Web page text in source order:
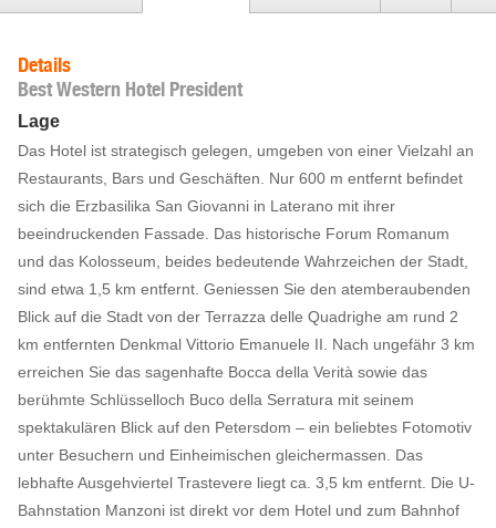
Details
Best Western Hotel President
Lage
Das Hotel ist strategisch gelegen, umgeben von einer Vielzahl an
Restaurants, Bars und Geschäften. Nur 600 m entfernt befindet
sich die Erzbasilika San Giovanni in Laterano mit ihrer
beeindruckenden Fassade. Das historische Forum Romanum
und das Kolosseum, beides bedeutende Wahrzeichen der Stadt,
sind etwa 1,5 km entfernt. Geniessen Sie den atemberaubenden
Blick auf die Stadt von der Terrazza delle Quadrighe am rund 2
km entfernten Denkmal Vittorio Emanuele II. Nach ungefähr 3 km
erreichen Sie das sagenhafte Bocca della Verità sowie das
berühmte Schlüsselloch Buco della Serratura mit seinem
spektakulären Blick auf den Petersdom – ein beliebtes Fotomotiv
unter Besuchern und Einheimischen gleichermassen. Das
lebhafte Ausgehviertel Trastevere liegt ca. 3,5 km entfernt. Die U-
Bahnstation Manzoni ist direkt vor dem Hotel und zum Bahnhof